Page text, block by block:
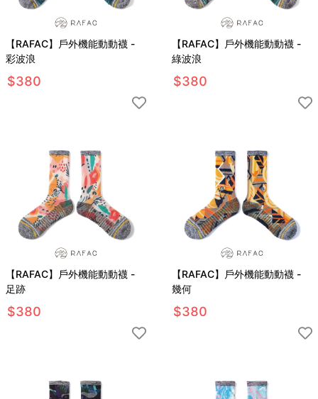
【RAFAC】戶外機能動動襪 -
彩波浪
$380
【RAFAC】戶外機能動動襪 -
綠波浪
$380
【RAFAC】戶外機能動動襪 -
足跡
$380
【RAFAC】戶外機能動動襪 -
幾何
$380